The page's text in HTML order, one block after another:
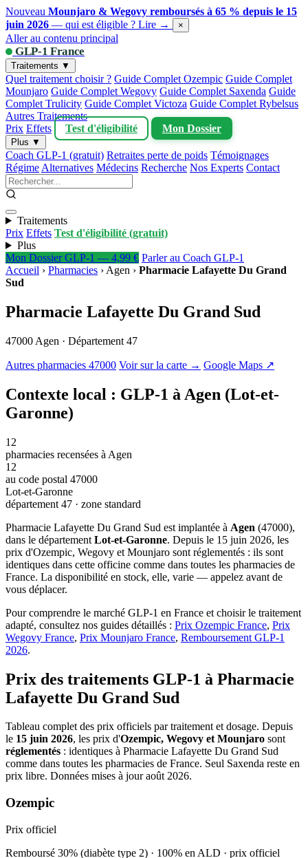
Nouveau Mounjaro & Wegovy remboursés à 65 % depuis le 15
juin 2026 — qui est éligible ? Lire → ×
Aller au contenu principal
GLP-1 France
Traitements ▼
Quel traitement choisir ? Guide Complet Ozempic Guide Complet
Mounjaro Guide Complet Wegovy Guide Complet Saxenda Guide
Complet Trulicity Guide Complet Victoza Guide Complet Rybelsus
Autres Traitements
Prix Effets Test d'éligibilité Mon Dossier
Plus ▼
Coach GLP-1 (gratuit) Retraites perte de poids Témoignages
Régime Alternatives Médecins Recherche Nos Experts Contact
Traitements
Prix Effets Test d'éligibilité (gratuit)
Plus
Mon Dossier GLP-1 — 4,99 € Parler au Coach GLP-1
Accueil › Pharmacies › Agen › Pharmacie Lafayette Du Grand
Sud
Pharmacie Lafayette Du Grand Sud
47000 Agen · Département 47
Autres pharmacies 47000 Voir sur la carte → Google Maps ↗
Contexte local : GLP-1 à Agen (Lot-et-
Garonne)
12
pharmacies recensées à Agen
12
au code postal 47000
Lot-et-Garonne
département 47 · zone standard
Pharmacie Lafayette Du Grand Sud est implantée à Agen (47000),
dans le département Lot-et-Garonne. Depuis le 15 juin 2026, les
prix d'Ozempic, Wegovy et Mounjaro sont réglementés : ils sont
identiques dans cette officine comme dans toutes les pharmacies de
France. La disponibilité en stock, elle, varie — appelez avant de
vous déplacer.
Pour comprendre le marché GLP-1 en France et choisir le traitement
adapté, consultez nos guides détaillés : Prix Ozempic France, Prix
Wegovy France, Prix Mounjaro France, Remboursement GLP-1
2026.
Prix des traitements GLP-1 à Pharmacie
Lafayette Du Grand Sud
Tableau complet des prix officiels par traitement et dosage. Depuis
le 15 juin 2026, les prix d'Ozempic, Wegovy et Mounjaro sont
réglementés : identiques à Pharmacie Lafayette Du Grand Sud
comme dans toutes les pharmacies de France. Seul Saxenda reste en
prix libre. Données mises à jour août 2026.
Ozempic
Prix officiel
Remboursé 30% (diabète type 2) · 100% en ALD · prix officiel